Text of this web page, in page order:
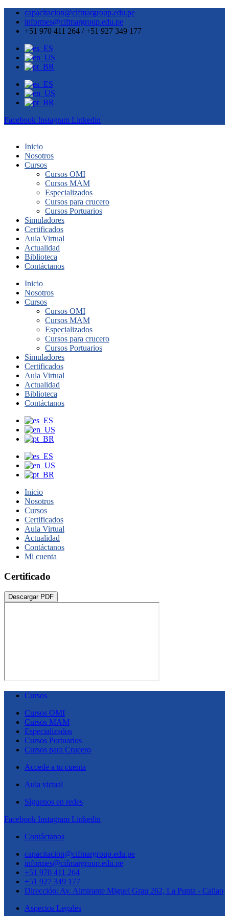
capacitacion@cifmargroup.edu.pe
informes@cifmargroup.edu.pe
+51 970 411 264 / +51 927 349 177
Facebook Instagram Linkedin
Inicio
Nosotros
Cursos
Cursos OMI
Cursos MAM
Especializados
Cursos para crucero
Cursos Portuarios
Simuladores
Certificados
Aula Virtual
Actualidad
Biblioteca
Contáctanos
Inicio
Nosotros
Cursos
Cursos OMI
Cursos MAM
Especializados
Cursos para crucero
Cursos Portuarios
Simuladores
Certificados
Aula Virtual
Actualidad
Biblioteca
Contáctanos
Inicio
Nosotros
Cursos
Certificados
Aula Virtual
Actualidad
Contáctanos
Mi cuenta
Certificado
Descargar PDF
Cursos
Cursos OMI
Cursos MAM
Especializados
Cursos Portuarios
Cursos para Crucero
Accede a tu cuenta
Aula virtual
Síguenos en redes
Facebook Instagram Linkedin
Contáctanos
capacitacion@cifmargroup.edu.pe
informes@cifmargroup.edu.pe
+51 970 411 264
+51 927 349 177
Dirección: Av. Almirante Miguel Grau 262, La Punta - Callao
Aspectos Legales